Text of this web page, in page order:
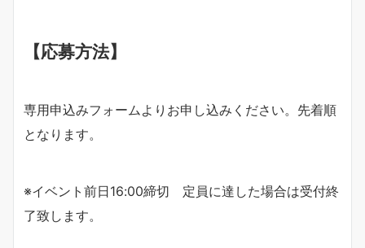
【応募方法】
専用申込みフォームよりお申し込みください。先着順
となります。
※イベント前日16:00締切 定員に達した場合は受付終
了致します。